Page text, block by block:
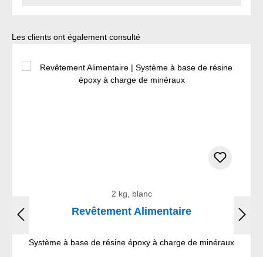
Ignorer la galerie de produits
Les clients ont également consulté
2 kg, blanc
Revêtement Alimentaire
Système à base de résine époxy à charge de minéraux